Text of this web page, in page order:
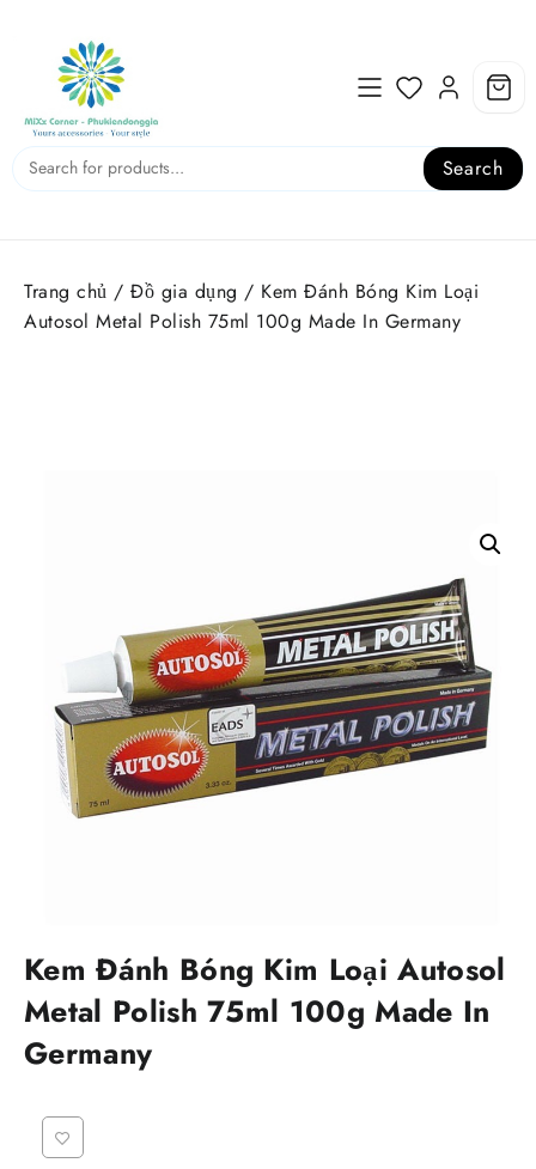
content
Search
Trang chủ / Đồ gia dụng / Kem Đánh Bóng Kim Loại
Autosol Metal Polish 75ml 100g Made In Germany
Kem Đánh Bóng Kim Loại Autosol
Metal Polish 75ml 100g Made In
Germany